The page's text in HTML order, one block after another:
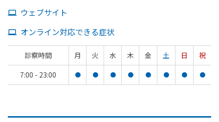
ウェブサイト
オンライン対応できる症状
診察時間 月 火 水 木 金 土 日
祝
7:00 - 23:00
● ● ● ● ● ● ● ●